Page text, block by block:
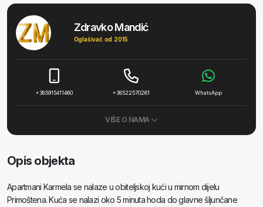
Zdravko Mandić
Oglašivač od 2015
+385915411460 +38522570261 WhatsApp
VIŠE O NAMA
Opis objekta
Apartmani Karmela se nalaze u obiteljskoj kući u mirnom dijelu
Primoštena. Kuća se nalazi oko 5 minuta hoda do glavne šljunčane